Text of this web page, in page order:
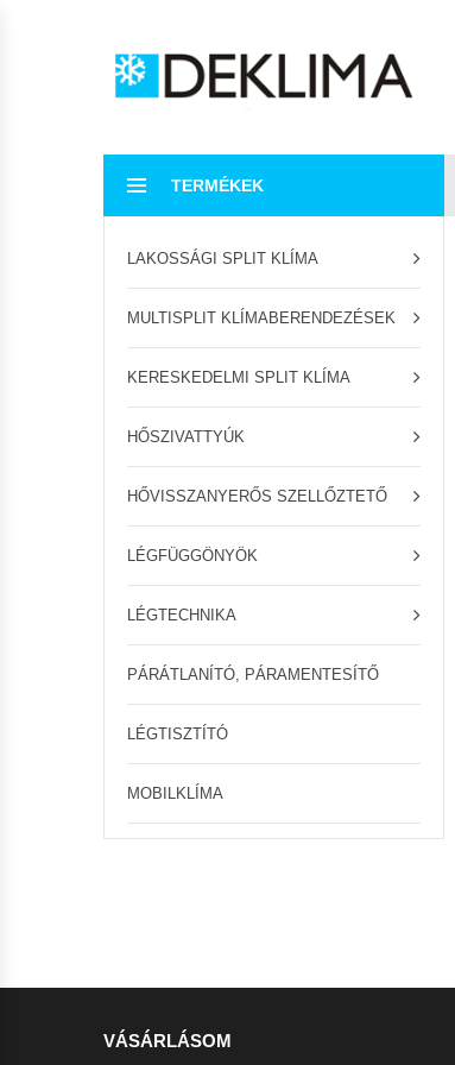
TERMÉKEK
LAKOSSÁGI SPLIT KLÍMA
MULTISPLIT KLÍMABERENDEZÉSEK
KERESKEDELMI SPLIT KLÍMA
HŐSZIVATTYÚK
HŐVISSZANYERŐS SZELLŐZTETŐ
LÉGFÜGGÖNYÖK
LÉGTECHNIKA
PÁRÁTLANÍTÓ, PÁRAMENTESÍTŐ
LÉGTISZTÍTÓ
MOBILKLÍMA
VÁSÁRLÁSOM